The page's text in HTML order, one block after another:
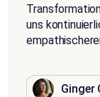
uns
Ginger